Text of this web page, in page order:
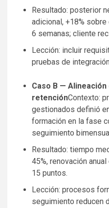
Resultado: posterior
adicional, +18%
6 semanas; cliente
Lección: incluir
pruebas de
Caso B —
retenciónContexto:
gestionados definió
formación en la fase
seguimiento
Resultado: tiempo
45%, renovación
15 puntos.
Lección: procesos
seguimiento reducen